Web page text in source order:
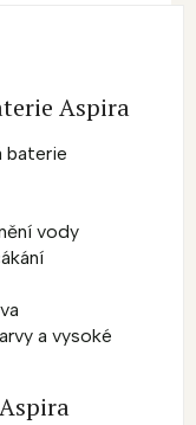
Aspira
baterie
vody
a vysoké